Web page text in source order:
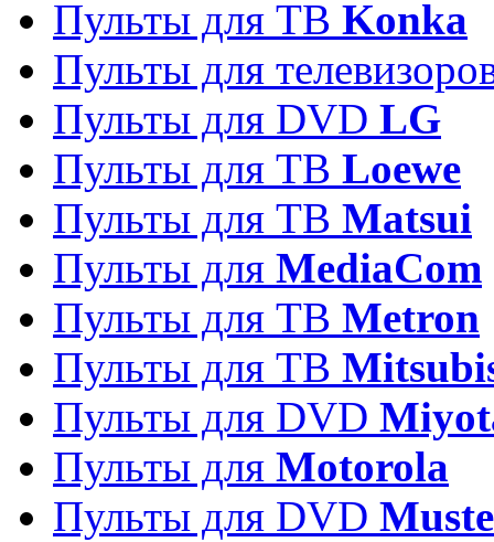
Пульты для ТВ Konka
Пульты для
Пульты для DVD LG
Пульты для ТВ Loewe
Пульты для ТВ Matsui
Пульты для MediaCom
Пульты для ТВ Metron
Пульты для TB
Пульты для DVD
Пульты для Motorola
Пульты для DVD